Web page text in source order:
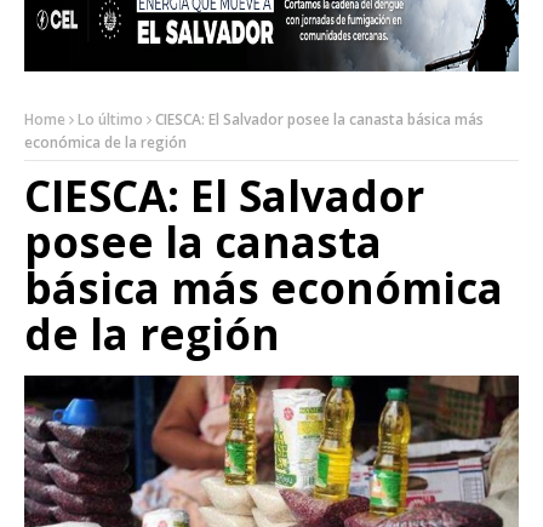
Home Lo último
CIESCA: El Salvador posee la canasta básica más
económica de la región
CIESCA: El Salvador
posee la canasta
básica más económica
de la región